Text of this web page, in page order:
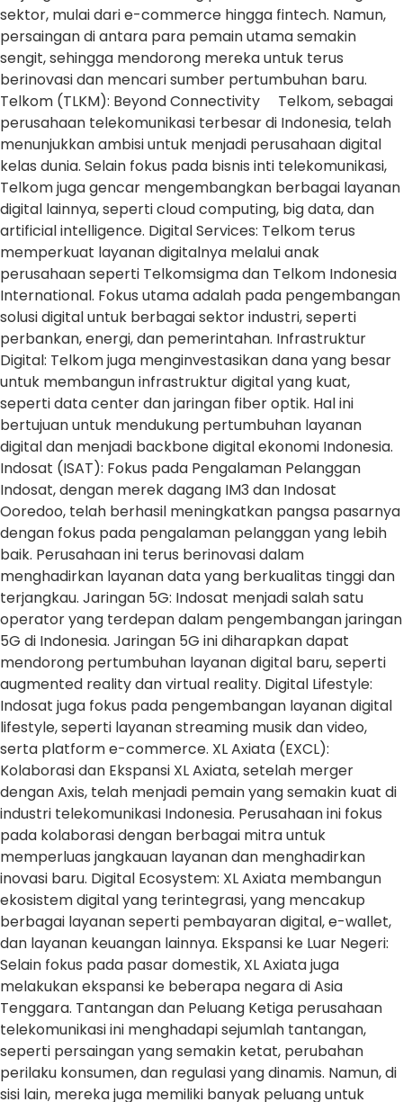
sektor, mulai dari e-commerce hingga fintech. Namun,
persaingan di antara para pemain utama semakin
sengit, sehingga mendorong mereka untuk terus
berinovasi dan mencari sumber pertumbuhan baru.
Telkom (TLKM): Beyond Connectivity Telkom, sebagai
perusahaan telekomunikasi terbesar di Indonesia, telah
menunjukkan ambisi untuk menjadi perusahaan digital
kelas dunia. Selain fokus pada bisnis inti telekomunikasi,
Telkom juga gencar mengembangkan berbagai layanan
digital lainnya, seperti cloud computing, big data, dan
artificial intelligence. Digital Services: Telkom terus
memperkuat layanan digitalnya melalui anak
perusahaan seperti Telkomsigma dan Telkom Indonesia
International. Fokus utama adalah pada pengembangan
solusi digital untuk berbagai sektor industri, seperti
perbankan, energi, dan pemerintahan. Infrastruktur
Digital: Telkom juga menginvestasikan dana yang besar
untuk membangun infrastruktur digital yang kuat,
seperti data center dan jaringan fiber optik. Hal ini
bertujuan untuk mendukung pertumbuhan layanan
digital dan menjadi backbone digital ekonomi Indonesia.
Indosat (ISAT): Fokus pada Pengalaman Pelanggan
Indosat, dengan merek dagang IM3 dan Indosat
Ooredoo, telah berhasil meningkatkan pangsa pasarnya
dengan fokus pada pengalaman pelanggan yang lebih
baik. Perusahaan ini terus berinovasi dalam
menghadirkan layanan data yang berkualitas tinggi dan
terjangkau. Jaringan 5G: Indosat menjadi salah satu
operator yang terdepan dalam pengembangan jaringan
5G di Indonesia. Jaringan 5G ini diharapkan dapat
mendorong pertumbuhan layanan digital baru, seperti
augmented reality dan virtual reality. Digital Lifestyle:
Indosat juga fokus pada pengembangan layanan digital
lifestyle, seperti layanan streaming musik dan video,
serta platform e-commerce. XL Axiata (EXCL):
Kolaborasi dan Ekspansi XL Axiata, setelah merger
dengan Axis, telah menjadi pemain yang semakin kuat di
industri telekomunikasi Indonesia. Perusahaan ini fokus
pada kolaborasi dengan berbagai mitra untuk
memperluas jangkauan layanan dan menghadirkan
inovasi baru. Digital Ecosystem: XL Axiata membangun
ekosistem digital yang terintegrasi, yang mencakup
berbagai layanan seperti pembayaran digital, e-wallet,
dan layanan keuangan lainnya. Ekspansi ke Luar Negeri:
Selain fokus pada pasar domestik, XL Axiata juga
melakukan ekspansi ke beberapa negara di Asia
Tenggara. Tantangan dan Peluang Ketiga perusahaan
telekomunikasi ini menghadapi sejumlah tantangan,
seperti persaingan yang semakin ketat, perubahan
perilaku konsumen, dan regulasi yang dinamis. Namun, di
sisi lain, mereka juga memiliki banyak peluang untuk